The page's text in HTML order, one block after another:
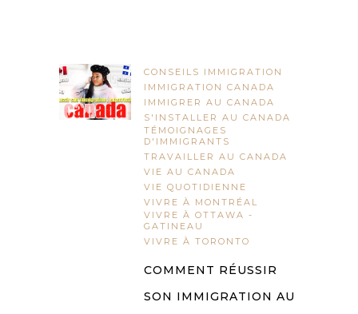
CONSEILS IMMIGRATION
IMMIGRATION CANADA
IMMIGRER AU CANADA
S'INSTALLER AU CANADA
TÉMOIGNAGES
D'IMMIGRANTS
TRAVAILLER AU CANADA
VIE AU CANADA
VIE QUOTIDIENNE
VIVRE À MONTRÉAL
VIVRE À OTTAWA -
GATINEAU
VIVRE À TORONTO
COMMENT RÉUSSIR
SON IMMIGRATION AU